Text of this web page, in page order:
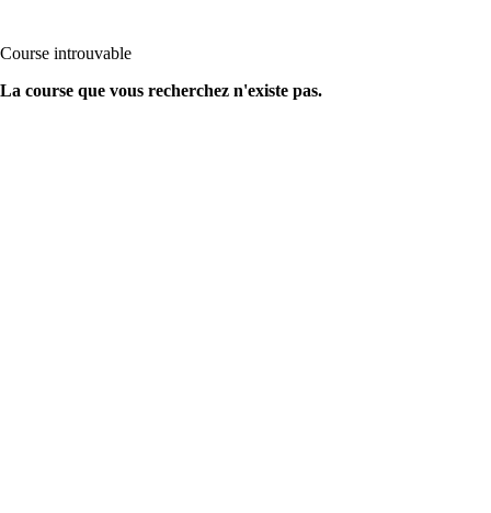
Course introuvable
La course que vous recherchez n'existe pas.